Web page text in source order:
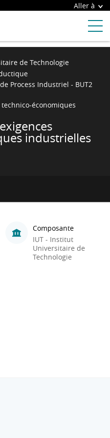
Aller à
de Technologie
Process Industriel - BUT2
économiques
industrielles
Composante
IUT - Institut
Universitaire de
Technologie